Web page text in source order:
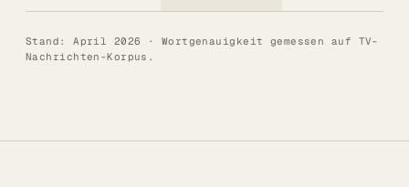
Stand: April 2026 · Wortgenauigkeit gemessen auf TV-
Nachrichten-Korpus.